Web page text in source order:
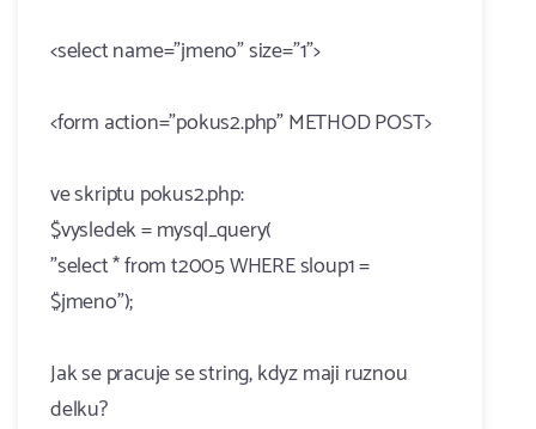
<select name="jmeno" size="1">
<form action="pokus2.php" METHOD POST>
ve skriptu pokus2.php:
$vysledek = mysql_query(
"select * from t2005 WHERE sloup1 =
$jmeno");
Jak se pracuje se string, kdyz maji ruznou
delku?